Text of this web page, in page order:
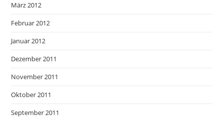
März 2012
Februar 2012
Januar 2012
Dezember 2011
November 2011
Oktober 2011
September 2011